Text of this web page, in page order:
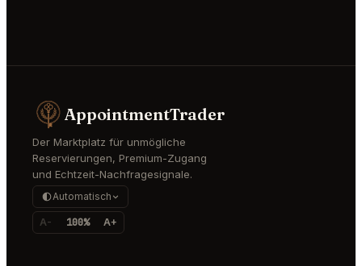
AppointmentTrader
Der Marktplatz für unmögliche
Reservierungen, Premium-Zugang
und Echtzeit-Nachfragesignale.
Automatisch
A- 100% A+